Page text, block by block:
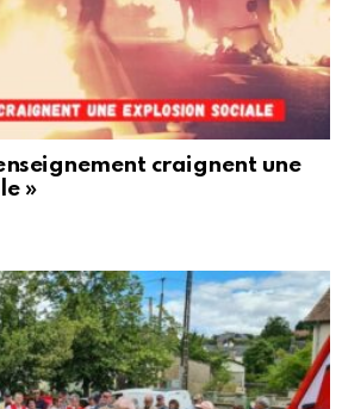
craignent une
»